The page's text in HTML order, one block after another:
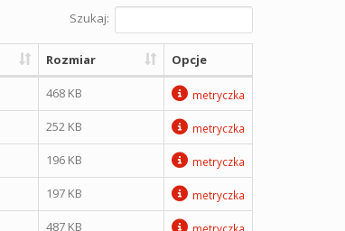
Szukaj:
Rozmiar Opcje
468 KB metryczka
252 KB metryczka
196 KB metryczka
197 KB metryczka
487 KB